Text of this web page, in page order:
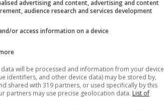
advertising and content, advertising and content
audience research and services development
or access information on a device
will be processed and information from your device
identifiers, and other device data) may be stored by,
shared with 319 partners, or used specifically by this
partners may use precise geolocation data. List of